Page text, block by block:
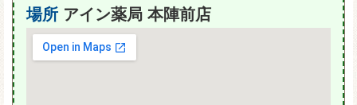
場所 アイン薬局 本陣前店